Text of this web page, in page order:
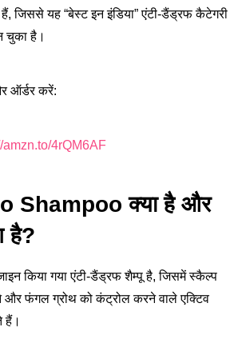
हैं, जिससे यह “बेस्ट इन इंडिया” एंटी-डैंड्रफ कैटेगरी
चुका है।
ऑर्डर करें:
amzn.to/4rQM6AF
Shampoo क्या है और
है?
किया गया एंटी-डैंड्रफ शैम्पू है, जिसमें स्कैल्प
और फंगल ग्रोथ को कंट्रोल करने वाले एक्टिव
हैं।